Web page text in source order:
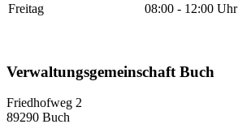
Freitag 08:00 - 12:00 Uhr
Verwaltungsgemeinschaft Buch
Friedhofweg 2
89290 Buch